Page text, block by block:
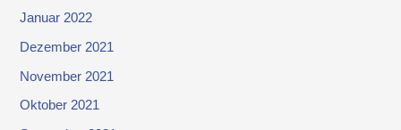
Januar 2022
Dezember 2021
November 2021
Oktober 2021